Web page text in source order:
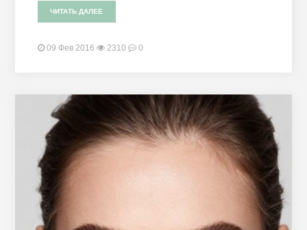
ЧИТАТЬ ДАЛЕЕ
09 Фев 2016 2310 0